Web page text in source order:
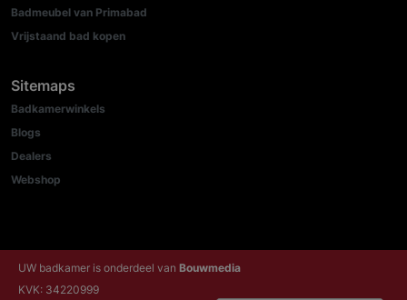
Badmeubel van Primabad
Vrijstaand bad kopen
Sitemaps
Badkamerwinkels
Blogs
Dealers
Webshop
UW badkamer is onderdeel van Bouwmedia
KVK: 34220999